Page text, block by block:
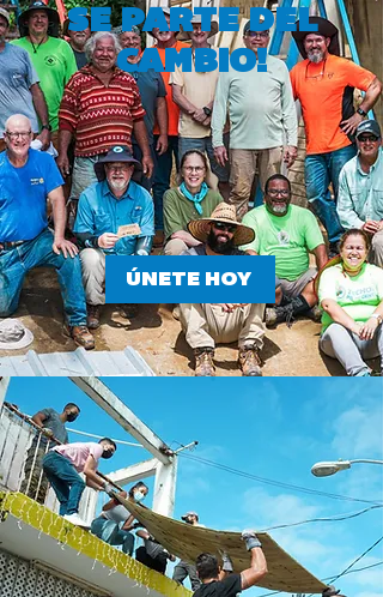
SE PARTE DEL
CAMBIO!
ÚNETE HOY